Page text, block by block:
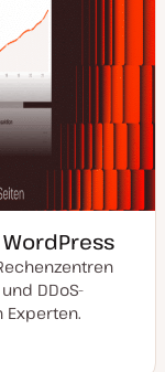
DDoS-
Experten.